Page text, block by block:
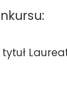
tytuł